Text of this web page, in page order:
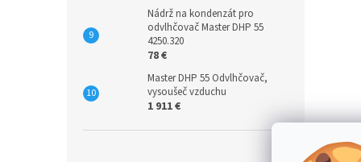
Nádrž na kondenzát pro
odvlhčovač Master DHP 55
4250.320
78 €
Master DHP 55 Odvlhčovač,
vysoušeč vzduchu
1 911 €